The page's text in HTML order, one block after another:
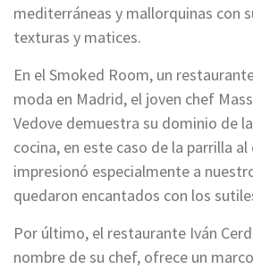
mediterráneas y mallorquinas con
texturas y matices.
En el Smoked Room, un
moda en Madrid, el joven chef
Vedove demuestra su dominio de
cocina, en este caso de la parrilla al
impresionó especialmente a
quedaron encantados con los
Por último, el restaurante Iván
nombre de su chef, ofrece un